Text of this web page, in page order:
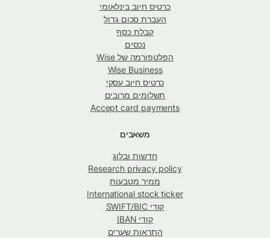
כרטיס חיוב בינלאומי
העברת סכום גדול
קבלת כסף
נכסים
הפלטפורמה של Wise
Wise Business
כרטיס חיוב עסקי
תשלומים מרובים
Accept card payments
משאבים
חדשות ובלוג
Research privacy policy
ממיר מטבעות
International stock ticker
קודי SWIFT/BIC
קודי IBAN
התראות שערים